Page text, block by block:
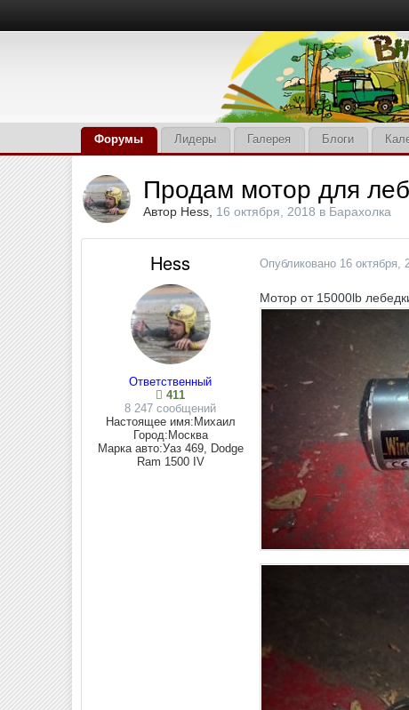
Форумы Лидеры Галерея Блоги
Продам мотор для
Автор Hess, 16 октября, 2018 в Барахолка
Hess
Ответственный
411
8 247 сообщений
Настоящее имя: Михаил
Город: Москва
Марка авто:Уаз 469, Dodge
Ram 1500 IV
Опубликовано 16 октября,
Мотор от 15000lb